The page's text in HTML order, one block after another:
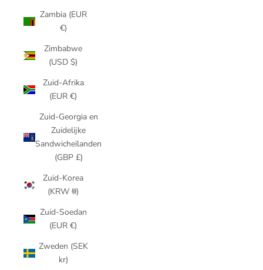
Zambia (EUR
€)
Zimbabwe
(USD $)
Zuid-Afrika
(EUR €)
Zuid-Georgia en
Zuidelijke
Sandwicheilanden
(GBP £)
Zuid-Korea
(KRW ₩)
Zuid-Soedan
(EUR €)
Zweden (SEK
kr)